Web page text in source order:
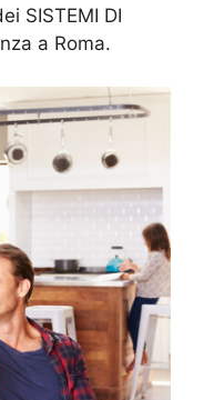
SISTEMI DI
a Roma.